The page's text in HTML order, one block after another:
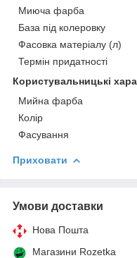
Миюча фарба
База під колеровку
Фасовка матеріалу (л)
Термін придатності
Користувальницькі
Мийна фарба
Колір
Фасування
Приховати
Умови доставки
Нова Пошта
Магазини Rozetka